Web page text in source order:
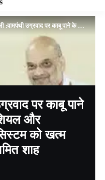
पर काबू पाने के लिए उसके फायनेंशियल और लॉजिस्टिकल सपोर्ट सिस्टम को खत्म करने की ज़रूरत है-अमित शाह
पर काबू पाने
और
को खत्म
शाह